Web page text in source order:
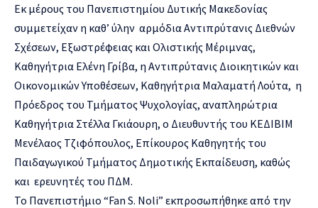
Εκ μέρους του Πανεπιστημίου Δυτικής Μακεδονίας
συμμετείχαν η καθ’ ύλην αρμόδια Αντιπρύτανις Διεθνών
Σχέσεων, Εξωστρέφειας και Ολιστικής Μέριμνας,
Καθηγήτρια Ελένη Γρίβα, η Αντιπρύτανις Διοικητικών και
Οικονομικών Υποθέσεων, Καθηγήτρια Μαλαματή Λούτα, η
Πρόεδρος του Τμήματος Ψυχολογίας, αναπληρώτρια
Καθηγήτρια Στέλλα Γκιάουρη, ο Διευθυντής του ΚΕΔΙΒΙΜ
Μενέλαος Τζιφόπουλος, Επίκουρος Καθηγητής του
Παιδαγωγικού Τμήματος Δημοτικής Εκπαίδευση, καθώς
και ερευνητές του ΠΔΜ.
Το Πανεπιστήμιο “Fan S. Noli” εκπροσωπήθηκε από την